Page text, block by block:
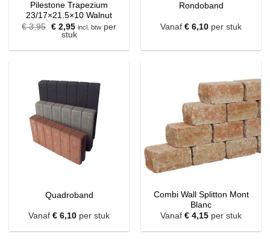
Pilestone Trapezium
23/17×21.5×10 Walnut
€3,95 Oorspronkelijke
prijs
€ 3,95.
€2,95Huidige
prijs
€ 2,95.
incl. btwper
stuk
Rondoband
Vanaf € 6,10 per stuk
Quadroband
Vanaf € 6,10 per stuk
Combi Wall Splitton Mont
Blanc
Vanaf € 4,15 per stuk